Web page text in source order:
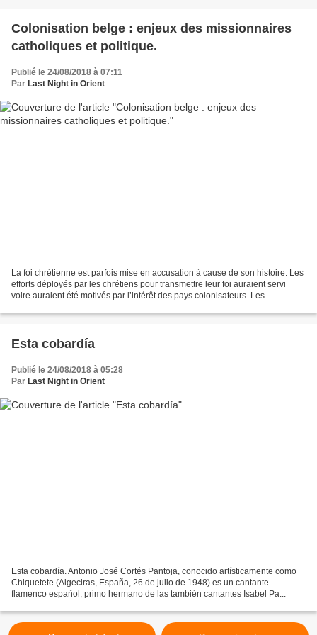
Colonisation belge : enjeux des missionnaires
catholiques et politique.
Publié le 24/08/2018 à 07:11
Par Last Night in Orient
La foi chrétienne est parfois mise en accusation à cause de son histoire. Les
efforts déployés par les chrétiens pour transmettre leur foi auraient servi
voire auraient été motivés par l’intérêt des pays colonisateurs. Les
Esta cobardía
Publié le 24/08/2018 à 05:28
Par Last Night in Orient
Esta cobardía. Antonio José Cortés Pantoja, conocido artísticamente como
Chiquetete (Algeciras, España, 26 de julio de 1948) es un cantante
flamenco español, primo hermano de las también cantantes Isabel Pa...